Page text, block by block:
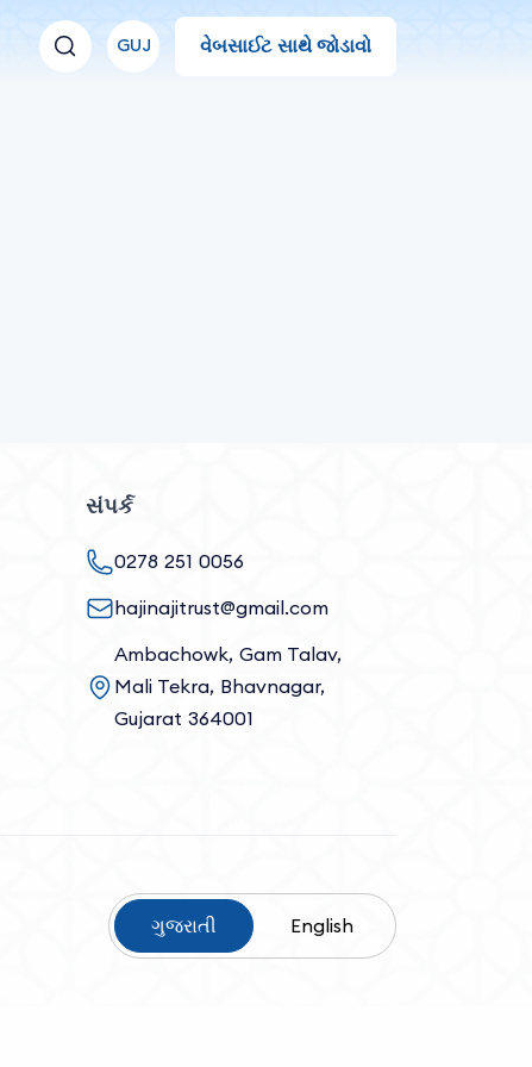
GUJ વેબસાઈટ સાથે જોડાવો
સંપર્ક
0278 251 0056
hajinajitrust@gmail.com
Ambachowk, Gam Talav,
Mali Tekra, Bhavnagar,
Gujarat 364001
ગુજરાતી English